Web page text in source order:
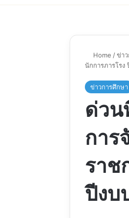
Home /ข่า
นักการภารโรง
ข่าวการศึกษา
ด่วน
การ
ราช
ปีงบ